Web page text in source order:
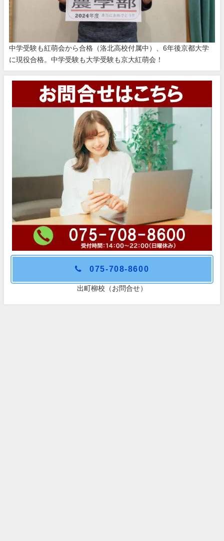
中学受験も紅萌会から合格（洛北高校付属中）、6年後京都大学
に現役合格。中学受験も大学受験も京大紅萌会！
075-708-8600
出町柳校（お問合せ）